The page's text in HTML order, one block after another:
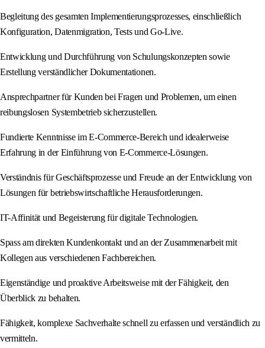
Begleitung des gesamten Implementierungsprozesses, einschließlich
Konfiguration, Datenmigration, Tests und Go-Live.
Entwicklung und Durchführung von Schulungskonzepten sowie
Erstellung verständlicher Dokumentationen.
Ansprechpartner für Kunden bei Fragen und Problemen, um einen
reibungslosen Systembetrieb sicherzustellen.
Fundierte Kenntnisse im E-Commerce-Bereich und idealerweise
Erfahrung in der Einführung von E-Commerce-Lösungen.
Verständnis für Geschäftsprozesse und Freude an der Entwicklung von
Lösungen für betriebswirtschaftliche Herausforderungen.
IT-Affinität und Begeisterung für digitale Technologien.
Spass am direkten Kundenkontakt und an der Zusammenarbeit mit
Kollegen aus verschiedenen Fachbereichen.
Eigenständige und proaktive Arbeitsweise mit der Fähigkeit, den
Überblick zu behalten.
Fähigkeit, komplexe Sachverhalte schnell zu erfassen und verständlich zu
vermitteln.